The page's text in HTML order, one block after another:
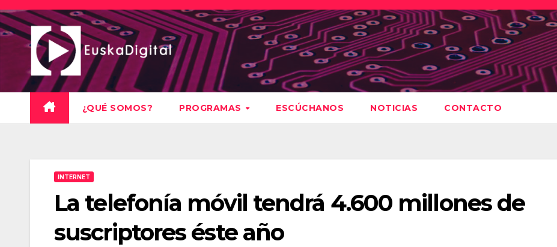
Saltar
al
contenido
¿QUÉ SOMOS? PROGRAMAS ESCÚCHANOS NOTICIAS CONTACTO
INTERNET
La telefonía móvil tendrá 4.600 millones de
suscriptores éste año